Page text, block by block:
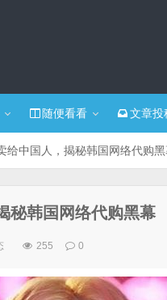
随便看看 文章投
给中国人，揭秘韩国网络代购黑
秘韩国网络代购黑幕
255 0